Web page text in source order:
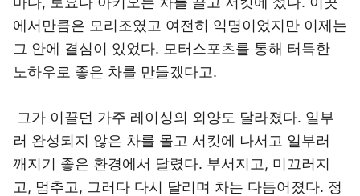
에서만큼은 모리조였고 여전히 익명이었지만 이제는
그 안에 결심이 있었다. 모터스포츠를 통해 터득한
노하우로 좋은 차를 만들겠다고.
그가 이끌던 가주 레이싱의 외양도 달라졌다. 일부
러 완성되지 않은 차를 몰고 서킷에 나서고 일부러
깨지기 좋은 환경에서 달렸다. 부서지고, 미끄러지
고, 멈추고, 그러다 다시 달리며 차는 다듬어졌다. 정